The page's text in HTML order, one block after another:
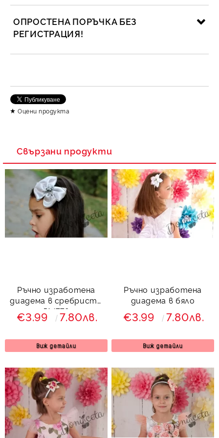
ОПРОСТЕНА ПОРЪЧКА БЕЗ
РЕГИСТРАЦИЯ!
Съгласен съм с
Оцени продукта
Свързани продукти
Ръчно изработена
диадема в сребристо
514779
€3.99 7.80лв.
Виж детайли
Ръчно изработена
диадема в бяло
€3.99 7.80лв.
Виж детайли